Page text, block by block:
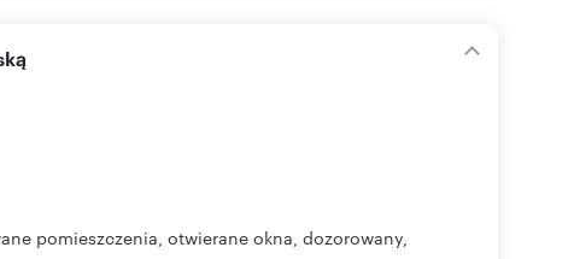
pomieszczenia, otwierane okna, dozorowany,